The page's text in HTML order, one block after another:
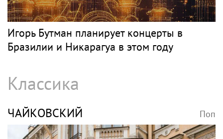
Игорь Бутман планирует концерты в
Бразилии и Никарагуа в этом году
Классика
ЧАЙКОВСКИЙ Поп